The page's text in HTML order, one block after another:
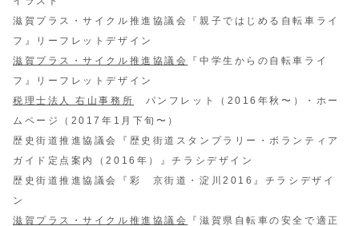
滋賀プラス・サイクル推進協議会『親子ではじめる自転車ライ
フ』リーフレットデザイン
滋賀プラス・サイクル推進協議会
『中学生からの自転車ライ
フ』リーフレットデザイン
税理士法人 右山事務所
パンフレット（2016年秋〜）・ホー
ムページ（2017年1月下旬〜）
歴史街道推進協議会『歴史街道スタンプラリー・ボランティア
ガイド定点案内（2016年）』チラシデザイン
歴史街道推進協議会『彩 京街道・淀川2016』チラシデザイ
ン
滋賀プラス・サイクル推進協議会
『滋賀県自転車の安全で適正